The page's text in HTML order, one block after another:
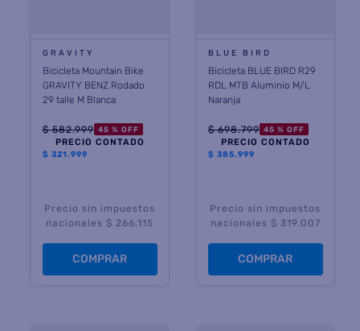
GRAVITY
Bicicleta Mountain Bike
GRAVITY BENZ Rodado
29 talle M Blanca
$ 582.999 45 % OFF
PRECIO CONTADO
$ 321.999
Precio sin impuestos
nacionales $ 266.115
COMPRAR
BLUE BIRD
Bicicleta BLUE BIRD R29
RDL MTB Aluminio M/L
Naranja
$ 698.799 45 % OFF
PRECIO CONTADO
$ 385.999
Precio sin impuestos
nacionales $ 319.007
COMPRAR